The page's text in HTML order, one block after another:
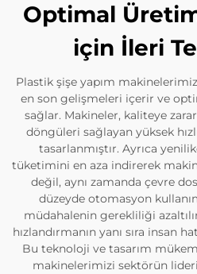
Optimal
için İleri
Plastik şişe yapım
en son gelişmeleri içerir ve
sağlar. Makineler, kaliteye
döngüleri sağlayan yüksek
tasarlanmıştır. Ayrıca
tüketimini en aza indirerek
değil, aynı zamanda çevre
düzeyde otomasyon
müdahalenin gerekliliği
hızlandırmanın yanı sıra insan
Bu teknoloji ve tasarım
makinelerimizi sektörün